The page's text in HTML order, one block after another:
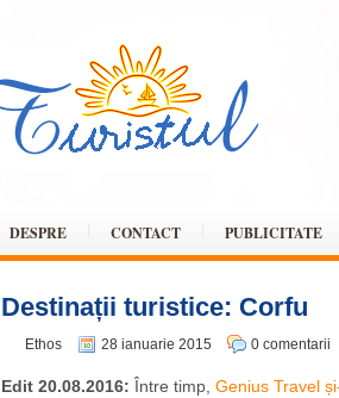
DESPRE CONTACT PUBLICITATE
Destinații turistice: Corfu
Ethos 28 ianuarie 2015 0 comentarii
Edit 20.08.2016: Între timp, Genius Travel